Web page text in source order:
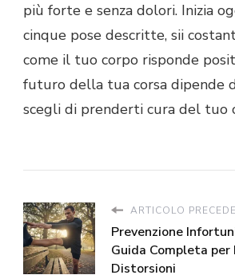
più forte e senza dolori. Inizia
cinque pose descritte, sii
come il tuo corpo risponde
futuro della tua corsa dipende
scegli di prenderti cura del tuo
ARTICOLO
Prevenzione
Guida Completa
Distorsioni